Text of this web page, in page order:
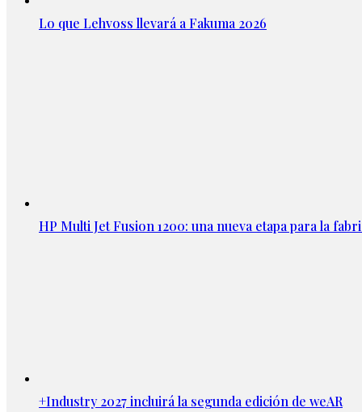
Lo que Lehvoss llevará a Fakuma 2026
HP Multi Jet Fusion 1200: una nueva etapa para la
+Industry 2027 incluirá la segunda edición de weAR